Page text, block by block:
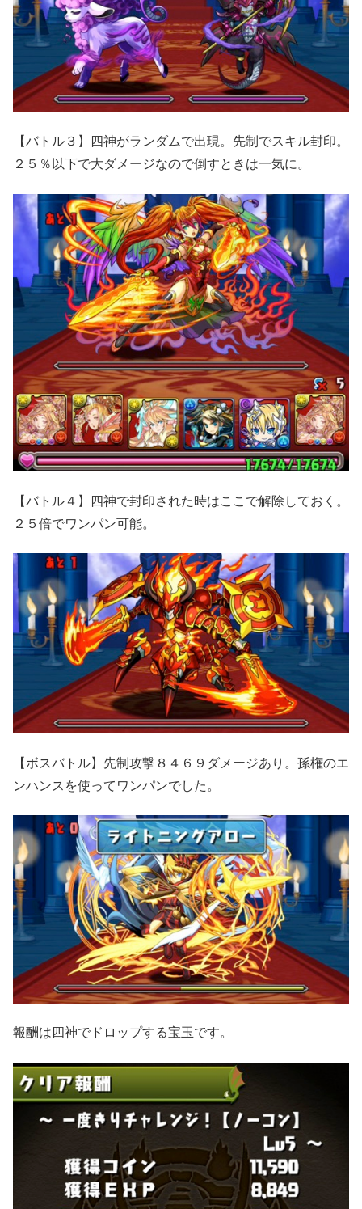
【バトル３】四神がランダムで出現。先制でスキル封印。
２５％以下で大ダメージなので倒すときは一気に。
【バトル４】四神で封印された時はここで解除しておく。
２５倍でワンパン可能。
【ボスバトル】先制攻撃８４６９ダメージあり。孫権のエ
ンハンスを使ってワンパンでした。
報酬は四神でドロップする宝玉です。